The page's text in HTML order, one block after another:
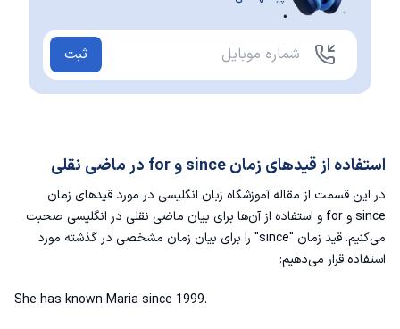
ثبت
استفاده از قیدهای زمان since و for در ماضی نقلی
در این قسمت از مقالهآموزشگاه زبان انگلیسی در مورد قیدهای زمان
since و for و استفاده از آن‌ها برای بیان ماضی نقلی در انگلیسی صحبت
می‌کنیم. قید زمان "since" را برای بیان زمان مشخصی در گذشته مورد
استفاده قرار می‌دهیم:
She has known Maria since 1999.